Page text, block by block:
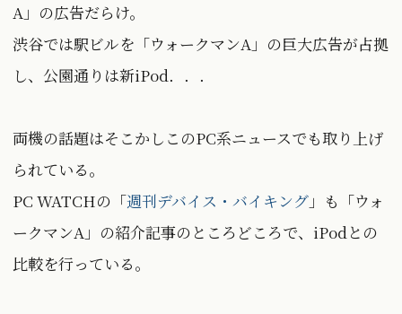
A」の広告だらけ。
渋谷では駅ビルを「ウォークマンA」の巨大広告が占拠
し、公園通りは新iPod．．．
両機の話題はそこかしこのPC系ニュースでも取り上げ
られている。
PC WATCHの「週刊デバイス・バイキング 」も「ウォ
ークマンA」の紹介記事のところどころで、iPodとの
比較を行っている。